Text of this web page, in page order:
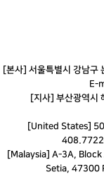
[본사] 서울특별시 강남구
E-
[지사] 부산광역시
[United States]
[Malaysia] A-3A,
Setia, 47300